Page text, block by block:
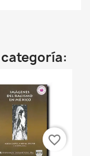
favorite_border